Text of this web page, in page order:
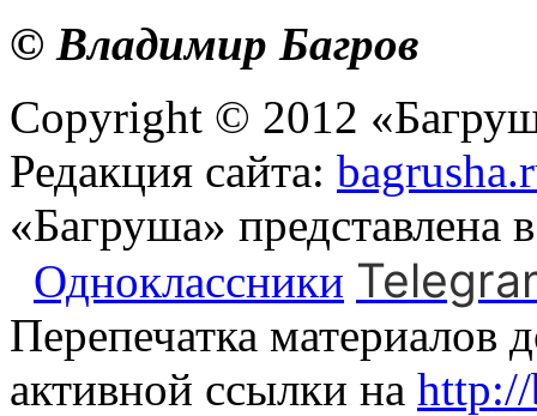
© Владимир Багров
Copyright © 2012
Редакция сайта:
«Багруша» представлена
Одноклассники
Перепечатка материалов
активной ссылки на http://